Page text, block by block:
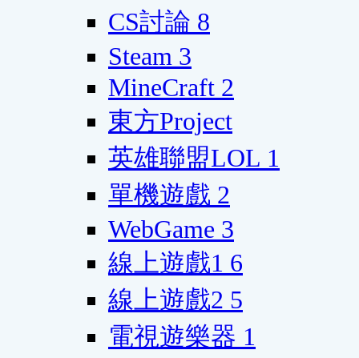
CS討論 8
Steam 3
MineCraft 2
東方Project
英雄聯盟LOL 1
單機遊戲 2
WebGame 3
線上遊戲1 6
線上遊戲2 5
電視遊樂器 1